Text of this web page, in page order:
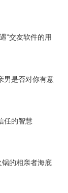
”交友软件的用
男是否对你有意
任的智慧
的相亲者海底